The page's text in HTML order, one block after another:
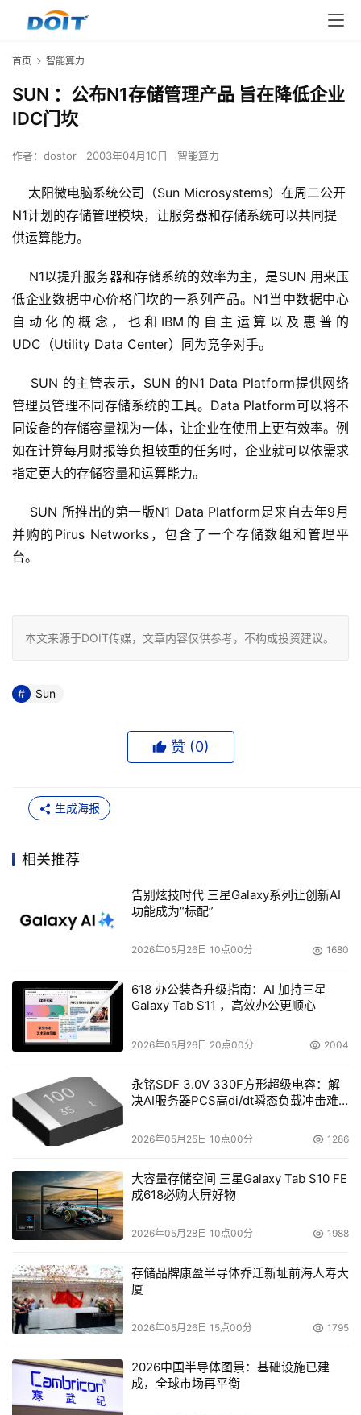
首页 智能算力
SUN ：公布N1存储管理产品 旨在降低企业
IDC门坎
作者： dostor 2003年04月10日 智能算力
太阳微电脑系统公司（Sun Microsystems）在周二公开
N1计划的存储管理模块，让服务器和存储系统可以共同提
供运算能力。
N1以提升服务器和存储系统的效率为主，是SUN 用来压
低企业数据中心价格门坎的一系列产品。N1当中数据中心
自动化的概念，也和IBM的自主运算以及惠普的
UDC（Utility Data Center）同为竞争对手。
SUN 的主管表示，SUN 的N1 Data Platform提供网络
管理员管理不同存储系统的工具。Data Platform可以将不
同设备的存储容量视为一体，让企业在使用上更有效率。例
如在计算每月财报等负担较重的任务时，企业就可以依需求
指定更大的存储容量和运算能力。
SUN 所推出的第一版N1 Data Platform是来自去年9月
并购的Pirus Networks，包含了一个存储数组和管理平
台。
本文来源于DOIT传媒，文章内容仅供参考，不构成投资建议。
Sun
赞 (0)
生成海报
相关推荐
告别炫技时代 三星Galaxy系列让创新AI
功能成为“标配”
2026年05月26日 10点00分 1680
618 办公装备升级指南：AI 加持三星
Galaxy Tab S11 ，高效办公更顺心
2026年05月26日 20点00分 2004
永铭SDF 3.0V 330F方形超级电容：解
决AI服务器PCS高di/dt瞬态负载冲击难
2026年05月25日 10点00分 1286
大容量存储空间 三星Galaxy Tab S10 FE
成618必购大屏好物
2026年05月28日 10点00分 1988
存储品牌康盈半导体乔迁新址前海人寿大
厦
2026年05月26日 15点00分 1795
2026中国半导体图景：基础设施已建
成，全球市场再平衡